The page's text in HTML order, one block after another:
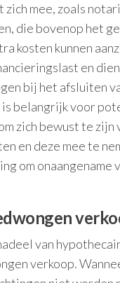
zich mee, zoals
die bovenop het
kosten kunnen
en
bij het afsluiten
belangrijk voor
zich bewust te zijn
en deze mee te
om onaangename
van
verkoop.